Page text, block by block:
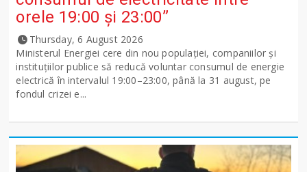
orele 19:00 și 23:00”
Thursday, 6 August 2026
Ministerul Energiei cere din nou populației, companiilor și
instituțiilor publice să reducă voluntar consumul de energie
electrică în intervalul 19:00–23:00, până la 31 august, pe
fondul crizei e...